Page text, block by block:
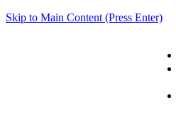
Skip to Main Content (Press Enter)